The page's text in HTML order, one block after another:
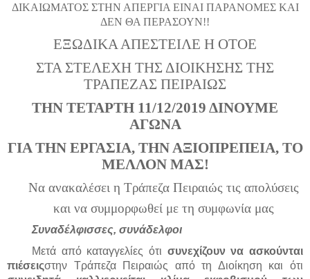
ΔΙΚΑΙΩΜΑΤΟΣ ΣΤΗΝ ΑΠΕΡΓΙΑ ΕΙΝΑΙ ΠΑΡΑΝΟΜΕΣ ΚΑΙ
ΔΕΝ ΘΑ ΠΕΡΑΣΟΥΝ!!
ΕΞΩΔΙΚΑ ΑΠΕΣΤΕΙΛΕ Η ΟΤΟΕ
ΣΤΑ ΣΤΕΛΕΧΗ ΤΗΣ ΔΙΟΙΚΗΣΗΣ ΤΗΣ
ΤΡΑΠΕΖΑΣ ΠΕΙΡΑΙΩΣ
ΤΗΝ ΤΕΤΑΡΤΗ 11/12/2019 ΔΙΝΟΥΜΕ
ΑΓΩΝΑ
ΓΙΑ ΤΗΝ ΕΡΓΑΣΙΑ, ΤΗΝ ΑΞΙΟΠΡΕΠΕΙΑ, ΤΟ
ΜΕΛΛΟΝ ΜΑΣ!
Να ανακαλέσει η Τράπεζα Πειραιώς τις απολύσεις
και να συμμορφωθεί με τη συμφωνία μας
Συναδέλφισσες, συνάδελφοι
Μετά από καταγγελίες ότι συνεχίζουν να ασκούνται
πιέσειςστην Τράπεζα Πειραιώς από τη Διοίκηση και ότι